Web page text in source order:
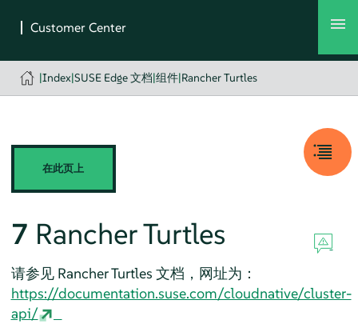
|Index|SUSE Edge 文档|组件|Rancher Turtles
在此页上
7 Rancher Turtles
请参见 Rancher Turtles 文档，网址为：
https://documentation.suse.com/cloudnative/cluster-
api/